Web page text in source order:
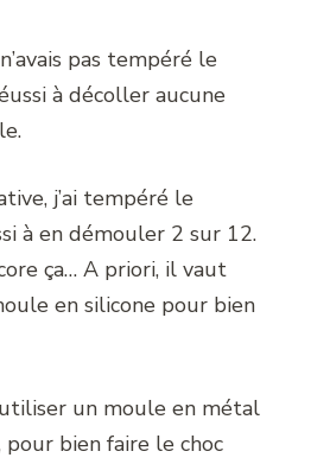
pas tempéré le
à décoller aucune
j’ai tempéré le
à en démouler 2 sur 12.
ça… A priori, il vaut
en silicone pour bien
un moule en métal
bien faire le choc